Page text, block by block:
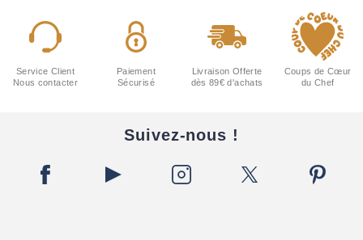
Service Client
Nous contacter
Paiement
Sécurisé
Livraison Offerte
dès 89€ d'achats
Coups de Cœur
du Chef
Suivez-nous !